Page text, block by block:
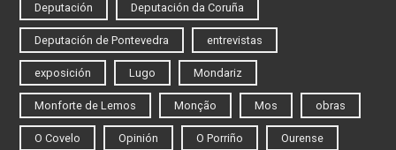
Deputación Deputación da Coruña
Deputación de Pontevedra entrevistas
exposición Lugo Mondariz
Monforte de Lemos Monção Mos obras
O Covelo Opinión O Porriño Ourense